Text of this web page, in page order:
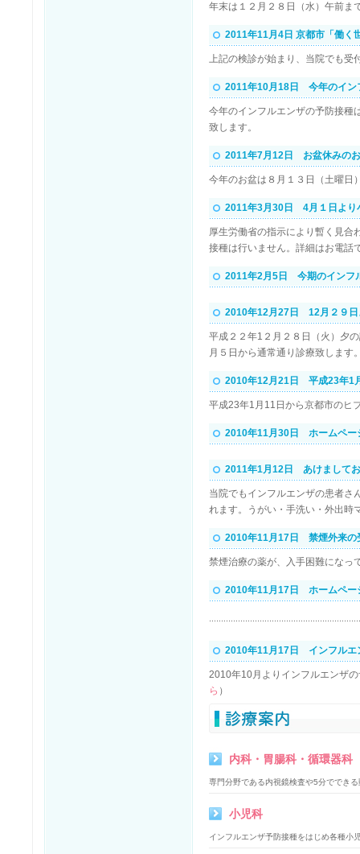
年末は１２月２８日（水）午前ま
2011年11月4日 京都市「働く
上記の検診が始まり、当院でも受
2011年10月18日 今年のイン
今年のインフルエンザの予防接種
致します。
2011年7月12日 お盆休みの
今年のお盆は８月１３日（土曜日
2011年3月30日 4月１日より
厚生労働省の指示により暫く見合
接種は行いません。詳細はお電話
2011年2月5日 今期のインフ
2010年12月27日 12月２９日
平成２２年1２月２８日（火）夕
月５日から通常通り診療致します
2010年12月21日 平成23年1
平成23年1月11日から京都市のヒ
2010年11月30日 ホームペー
2011年1月12日 あけましてお
当院でもインフルエンザの患者さ
れます。うがい・手洗い・外出時
2010年11月17日 禁煙外来の
禁煙治療の薬が、入手困難になっ
2010年11月17日 ホームペー
2010年11月17日 インフルエ
2010年10月よりインフルエンザ
ら ）
内科・胃腸科・循環器科
専門分野である内視鏡検査や5分ででき
小児科
インフルエンザ予防接種をはじめ各種小